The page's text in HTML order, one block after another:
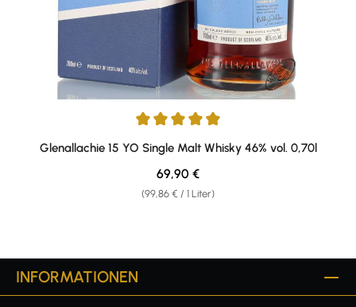
Durchschnittliche Bewertung von 4.9 von 5 Sternen
Glenallachie 15 YO Single Malt Whisky 46% vol. 0,70l
(99,86 € / 1 Liter)
Regulärer Preis:
69,90 €
INFORMATIONEN